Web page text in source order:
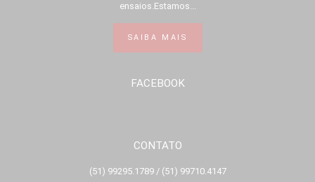
ensaios.Estamos...
SAIBA MAIS
FACEBOOK
CONTATO
(51) 99295.1789 / (51) 99710.4147